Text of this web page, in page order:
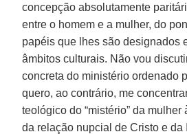
concepção absolutamente
entre o homem e a mulher, do
papéis que lhes são designados
âmbitos culturais. Não vou
concreta do ministério ordenado
quero, ao contrário, me
teológico do “mistério” da mulher
da relação nupcial de Cristo e da